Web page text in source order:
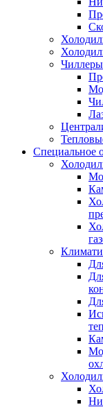
Чиллеры
Специальное